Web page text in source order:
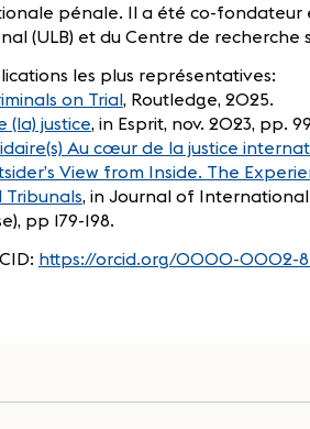
pénale. Il a été co-fondateur
(ULB) et du Centre de recherche
les plus représentatives:
on Trial, Routledge, 2025.
(la) justice, in Esprit, nov. 2023, pp.
Au cœur de la justice
View from Inside. The
Tribunals, in Journal of International
pp 179-198.
https://orcid.org/0000-0002-